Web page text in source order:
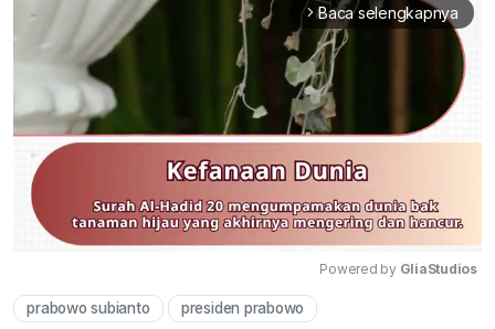
arrow_forward_ios Baca selengkapnya
Powered by GliaStudios
prabowo subianto presiden prabowo